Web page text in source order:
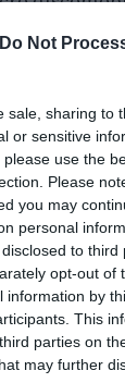
Do Not
sale, sharing to
or sensitive
use the
Please
you may
personal
to third
opt-out of
information by
This
parties on
may further